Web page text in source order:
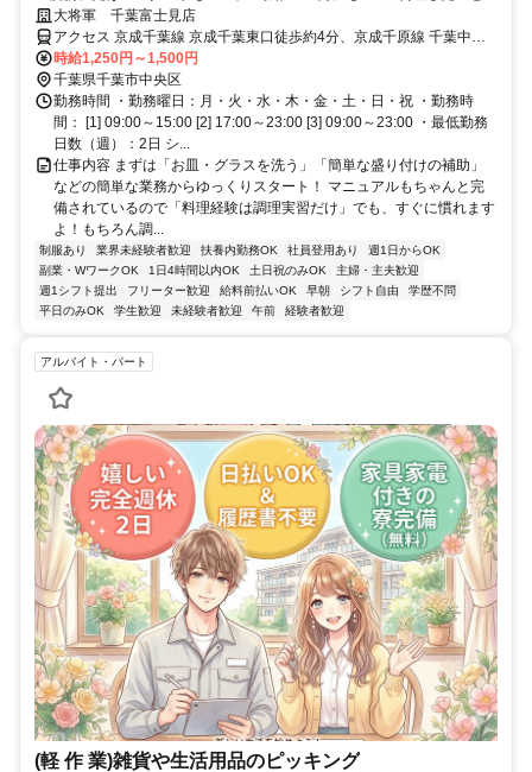
くても安心◎未経験者大歓迎！
大将軍 千葉富士見店
アクセス 京成千葉線 京成千葉東口徒歩約4分、京成千原線 千葉中央
東口徒歩約5分、京成千葉線 千葉中央東口徒歩約5分 駅近！通勤便利
に★JR千葉駅歩5分
時給1,250円～1,500円
千葉県千葉市中央区
勤務時間 ・勤務曜日：月・火・水・木・金・土・日・祝 ・勤務時
間： [1] 09:00～15:00 [2] 17:00～23:00 [3] 09:00～23:00 ・最低勤務
日数（週）：2日 シ...
仕事内容 まずは「お皿・グラスを洗う」「簡単な盛り付けの補助」
などの簡単な業務からゆっくりスタート！ マニュアルもちゃんと完
備されているので「料理経験は調理実習だけ」でも、すぐに慣れます
よ！もちろん調...
制服あり 業界未経験者歓迎 扶養内勤務OK 社員登用あり
週1日からOK
副業・WワークOK
1日4時間以内OK 土日祝のみOK
主婦・主夫歓迎
週1シフト提出
フリーター歓迎 給料前払いOK 早朝 シフト自由
学歴不問
平日のみOK
学生歓迎 未経験者歓迎 午前 経験者歓迎
アルバイト・パート
(軽 作 業)雑貨や生活用品のピッキング